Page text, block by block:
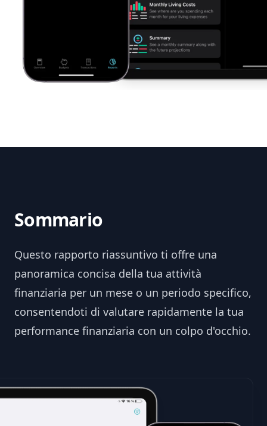
Sommario
Questo rapporto riassuntivo ti offre una
panoramica concisa della tua attività
finanziaria per un mese o un periodo specifico,
consentendoti di valutare rapidamente la tua
performance finanziaria con un colpo d'occhio.